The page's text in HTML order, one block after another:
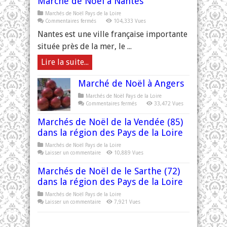
Marchés de Noël Pays de la Loire
Commentaires fermés
de
Noël
Nantes
104,333 Vues
Nantes est une ville française importante
située près de la mer, le ...
Lire la suite...
Marché de Noël à Angers
Marchés de Noël Pays de la Loire
Commentaires fermés
Noël
à
Angers
33,472 Vues
Marchés de Noël de la Vendée (85)
dans la région des Pays de la Loire
Marchés de Noël Pays de la Loire
Laisser un commentaire
10,889 Vues
Marchés de Noël de le Sarthe (72)
dans la région des Pays de la Loire
Marchés de Noël Pays de la Loire
Laisser un commentaire
7,921 Vues